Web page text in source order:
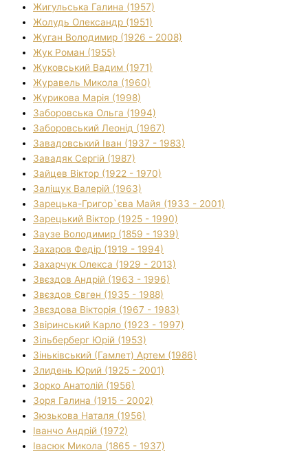
Жигульська Галина (1957)
Жолудь Олександр (1951)
Жуган Володимир (1926 - 2008)
Жук Роман (1955)
Жуковський Вадим (1971)
Журавель Микола (1960)
Журикова Марія (1998)
Заборовська Ольга (1994)
Заборовський Леонід (1967)
Завадовський Іван (1937 - 1983)
Завадяк Сергій (1987)
Зайцев Віктор (1922 - 1970)
Заліщук Валерій (1963)
Зарецька-Григор`єва Майя (1933 - 2001)
Зарецький Віктор (1925 - 1990)
Заузе Володимир (1859 - 1939)
Захаров Федір (1919 - 1994)
Захарчук Олекса (1929 - 2013)
Звєздов Андрій (1963 - 1996)
Звєздов Євген (1935 - 1988)
Звєздова Вікторія (1967 - 1983)
Звіринський Карло (1923 - 1997)
Зільберберг Юрій (1953)
Зіньківський (Гамлет) Артем (1986)
Злидень Юрий (1925 - 2001)
Зорко Анатолій (1956)
Зоря Галина (1915 - 2002)
Зюзькова Наталя (1956)
Іванчо Андрій (1972)
Івасюк Микола (1865 - 1937)